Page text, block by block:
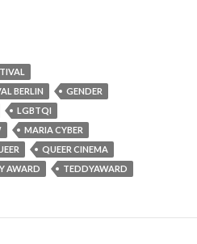
BERLIN
GENDER
LGBTQI
MARIA CYBER
QUEER CINEMA
AWARD TEDDYAWARD